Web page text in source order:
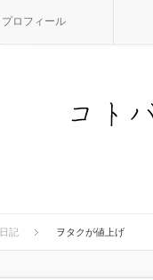
プロフィール
日記 ヲタクが値上げ